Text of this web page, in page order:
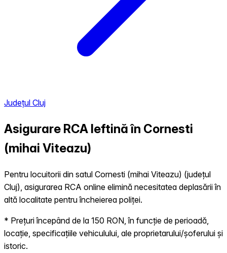
Județul Cluj
Asigurare RCA Ieftină în Cornesti
(mihai Viteazu)
Pentru locuitorii din satul Cornesti (mihai Viteazu) (județul
Cluj), asigurarea RCA online elimină necesitatea deplasării în
altă localitate pentru încheierea poliței.
* Prețuri începând de la 150 RON, în funcție de perioadă,
locație, specificațiile vehiculului, ale proprietarului/șoferului și
istoric.